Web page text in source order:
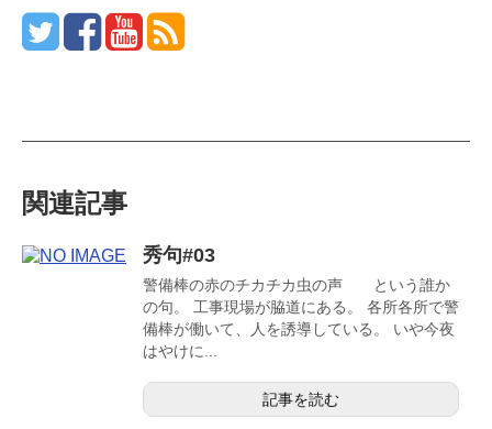
関連記事
秀句#03
警備棒の赤のチカチカ虫の声 という誰か
の句。 工事現場が脇道にある。 各所各所で警
備棒が働いて、人を誘導している。 いや今夜
はやけに...
記事を読む